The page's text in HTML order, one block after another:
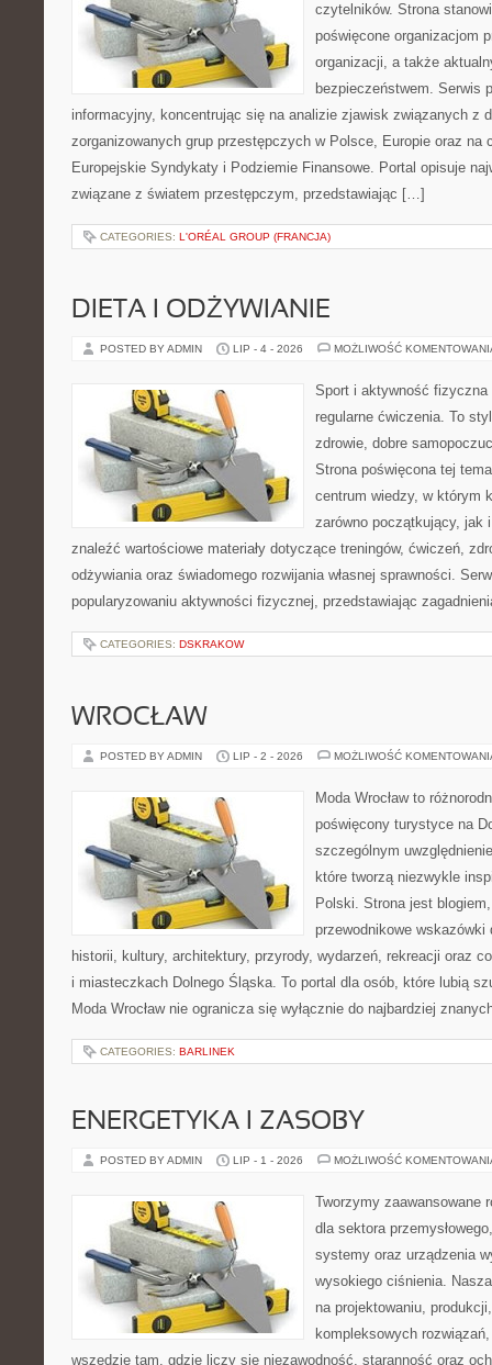
czytelników. Strona
poświęcone organizacjom
organizacji, a także
bezpieczeństwem. Serwis
informacyjny, koncentrując się na analizie zjawisk związanych z
zorganizowanych grup przestępczych w Polsce, Europie oraz na
Europejskie Syndykaty i Podziemie Finansowe. Portal opisuje
związane z światem przestępczym, przedstawiając […]
CATEGORIES: L'ORÉAL GROUP (FRANCJA)
DIETA I ODŻYWIANIE
POSTED BY ADMIN LIP - 4 - 2026 MOŻLIWOŚĆ
Sport i aktywność
regularne ćwiczenia. To
zdrowie, dobre
Strona poświęcona tej
centrum wiedzy, w którym
zarówno początkujący, jak
znaleźć wartościowe materiały dotyczące treningów, ćwiczeń,
odżywiania oraz świadomego rozwijania własnej sprawności.
popularyzowaniu aktywności fizycznej, przedstawiając
CATEGORIES: DSKRAKOW
WROCŁAW
POSTED BY ADMIN LIP - 2 - 2026 MOŻLIWOŚĆ
Moda Wrocław to
poświęcony turystyce na
szczególnym
które tworzą niezwykle
Polski. Strona jest
przewodnikowe
historii, kultury, architektury, przyrody, wydarzeń, rekreacji oraz
i miasteczkach Dolnego Śląska. To portal dla osób, które lubią
Moda Wrocław nie ogranicza się wyłącznie do najbardziej
CATEGORIES: BARLINEK
ENERGETYKA I ZASOBY
POSTED BY ADMIN LIP - 1 - 2026 MOŻLIWOŚĆ
Tworzymy zaawansowane
dla sektora
systemy oraz urządzenia
wysokiego ciśnienia.
na projektowaniu,
kompleksowych
wszędzie tam, gdzie liczy się niezawodność, staranność oraz